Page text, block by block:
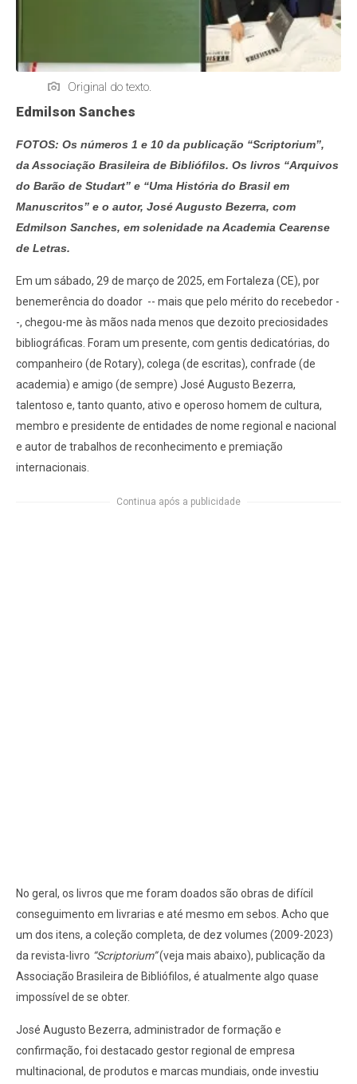
Original do texto.
Edmilson Sanches
FOTOS: Os números 1 e 10 da publicação “Scriptorium”,
da Associação Brasileira de Bibliófilos. Os livros “Arquivos
do Barão de Studart” e “Uma História do Brasil em
Manuscritos” e o autor, José Augusto Bezerra, com
Edmilson Sanches, em solenidade na Academia Cearense
de Letras.
Em um sábado, 29 de março de 2025, em Fortaleza (CE), por
benemerência do doador -- mais que pelo mérito do recebedor -
-, chegou-me às mãos nada menos que dezoito preciosidades
bibliográficas. Foram um presente, com gentis dedicatórias, do
companheiro (de Rotary), colega (de escritas), confrade (de
academia) e amigo (de sempre) José Augusto Bezerra,
talentoso e, tanto quanto, ativo e operoso homem de cultura,
membro e presidente de entidades de nome regional e nacional
e autor de trabalhos de reconhecimento e premiação
internacionais.
Continua após a publicidade
No geral, os livros que me foram doados são obras de difícil
conseguimento em livrarias e até mesmo em sebos. Acho que
um dos itens, a coleção completa, de dez volumes (2009-2023)
da revista-livro “Scriptorium”(veja mais abaixo), publicação da
Associação Brasileira de Bibliófilos, é atualmente algo quase
impossível de se obter.
José Augusto Bezerra, administrador de formação e
confirmação, foi destacado gestor regional de empresa
multinacional, de produtos e marcas mundiais, onde investiu